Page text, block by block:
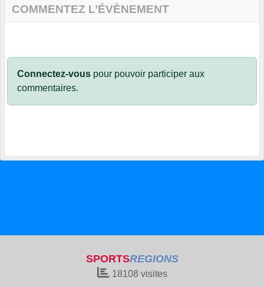
COMMENTEZ L’ÉVÈNEMENT
Connectez-vous pour pouvoir participer aux
commentaires.
SPORTSREGIONS
18108visites